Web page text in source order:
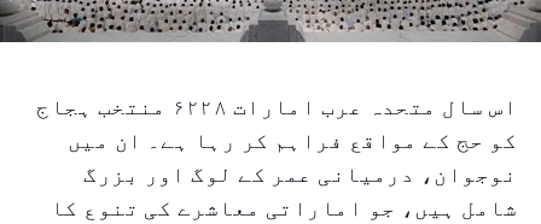
اس سال متحدہ عرب امارات ۶۲۲۸ منتخب ہجاج
کو حج کے مواقع فراہم کر رہا ہے۔ ان میں
نوجوان، درمیانی عمر کے لوگ اور بزرگ
شامل ہیں، جو اماراتی معاشرے کی تنوع کا